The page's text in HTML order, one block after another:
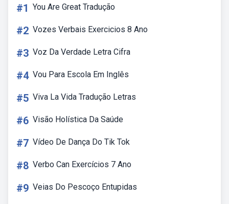
#1 You Are Great Tradução
#2 Vozes Verbais Exercicios 8 Ano
#3 Voz Da Verdade Letra Cifra
#4 Vou Para Escola Em Inglês
#5 Viva La Vida Tradução Letras
#6 Visão Holística Da Saúde
#7 Vídeo De Dança Do Tik Tok
#8 Verbo Can Exercícios 7 Ano
#9 Veias Do Pescoço Entupidas